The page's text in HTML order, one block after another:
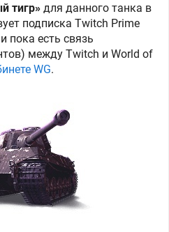
тигр» для данного танка в
подписка Twitch Prime
пока есть связь
между Twitch и World of
WG.